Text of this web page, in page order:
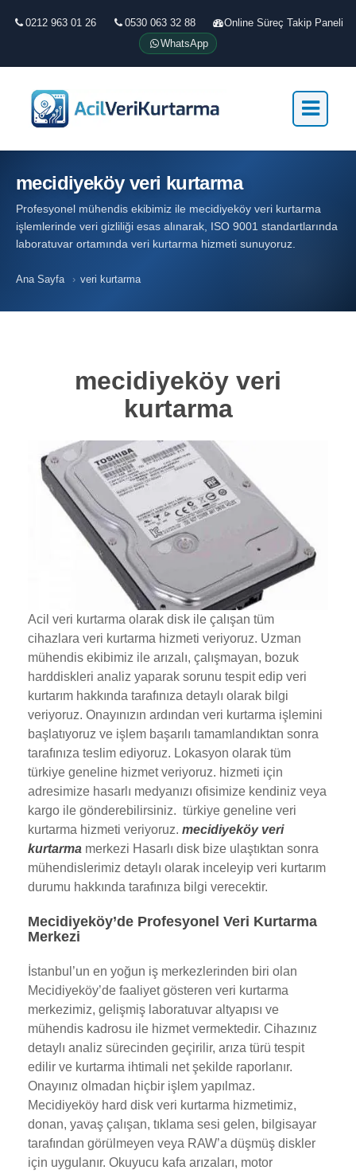
0212 963 01 26 0530 063 32 88
Online Süreç Takip Paneli
WhatsApp
mecidiyeköy veri kurtarma
Profesyonel mühendis ekibimiz ile mecidiyeköy veri kurtarma
işlemlerinde veri gizliliği esas alınarak, ISO 9001 standartlarında
laboratuvar ortamında veri kurtarma hizmeti sunuyoruz.
Ana Sayfa › veri kurtarma
mecidiyeköy veri
kurtarma
Acil veri kurtarma olarak disk ile çalışan tüm
cihazlara veri kurtarma hizmeti veriyoruz. Uzman
mühendis ekibimiz ile arızalı, çalışmayan, bozuk
harddiskleri analiz yaparak sorunu tespit edip veri
kurtarım hakkında tarafınıza detaylı olarak bilgi
veriyoruz. Onayınızın ardından veri kurtarma işlemini
başlatıyoruz ve işlem başarılı tamamlandıktan sonra
tarafınıza teslim ediyoruz. Lokasyon olarak tüm
türkiye geneline hizmet veriyoruz. hizmeti için
adresimize hasarlı medyanızı ofisimize kendiniz veya
kargo ile gönderebilirsiniz. türkiye geneline veri
kurtarma hizmeti veriyoruz. mecidiyeköy veri
kurtarma merkezi Hasarlı disk bize ulaştıktan sonra
mühendislerimiz detaylı olarak inceleyip veri kurtarım
durumu hakkında tarafınıza bilgi verecektir.
Mecidiyeköy’de Profesyonel Veri Kurtarma
Merkezi
İstanbul’un en yoğun iş merkezlerinden biri olan
Mecidiyeköy’de faaliyet gösteren veri kurtarma
merkezimiz, gelişmiş laboratuvar altyapısı ve
mühendis kadrosu ile hizmet vermektedir. Cihazınız
detaylı analiz sürecinden geçirilir, arıza türü tespit
edilir ve kurtarma ihtimali net şekilde raporlanır.
Onayınız olmadan hiçbir işlem yapılmaz.
Mecidiyeköy hard disk veri kurtarma hizmetimiz,
donan, yavaş çalışan, tıklama sesi gelen, bilgisayar
tarafından görülmeyen veya RAW’a düşmüş diskler
için uygulanır. Okuyucu kafa arızaları, motor